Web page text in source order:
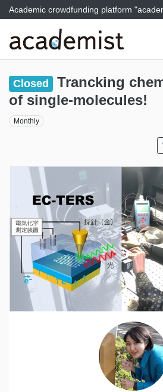
Academic crowdfunding platform
Closed
Trancking
of single-molecules!
Monthly